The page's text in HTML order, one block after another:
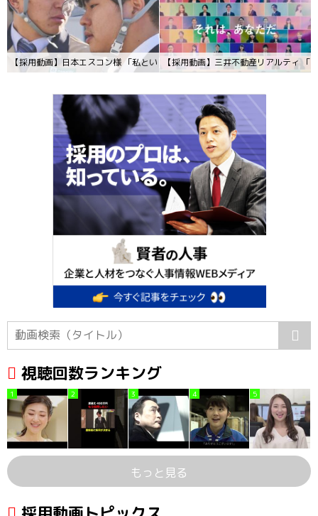
【採用動画】三井不動産リアルティ
【採用動画】日本エスコン様 「私という肩書きで、生きていく。」東京建築企
視聴回数ランキング
1 2 3 4 5
もっと見る